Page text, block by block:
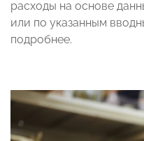
расходы на основе
или по указанным
подробнее.